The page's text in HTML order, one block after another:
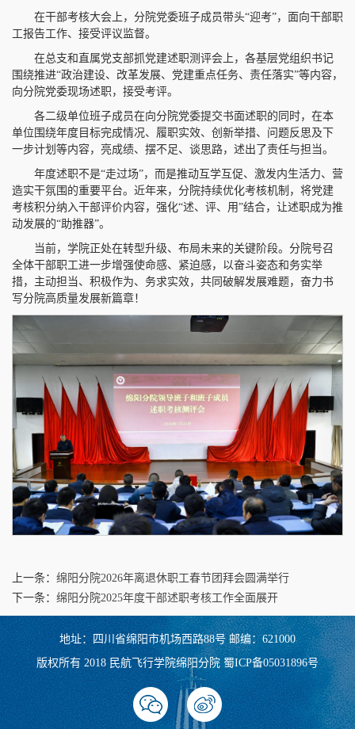
在干部考核大会上，分院党委班子成员带头“迎考”，面向干部职
工报告工作、接受评议监督。
在总支和直属党支部抓党建述职测评会上，各基层党组织书记
围绕推进“政治建设、改革发展、党建重点任务、责任落实”等内容，
向分院党委现场述职，接受考评。
各二级单位班子成员在向分院党委提交书面述职的同时，在本
单位围绕年度目标完成情况、履职实效、创新举措、问题反思及下
一步计划等内容，亮成绩、摆不足、谈思路，述出了责任与担当。
年度述职不是“走过场”，而是推动互学互促、激发内生活力、营
造实干氛围的重要平台。近年来，分院持续优化考核机制，将党建
考核积分纳入干部评价内容，强化“述、评、用”结合，让述职成为推
动发展的“助推器”。
当前，学院正处在转型升级、布局未来的关键阶段。分院号召
全体干部职工进一步增强使命感、紧迫感，以奋斗姿态和务实举
措，主动担当、积极作为、务求实效，共同破解发展难题，奋力书
写分院高质量发展新篇章！
上一条： 绵阳分院2026年离退休职工春节团拜会圆满举行
下一条： 绵阳分院2025年度干部述职考核工作全面展开
地址：四川省绵阳市机场西路88号 邮编：621000
版权所有 2018 民航飞行学院绵阳分院 蜀ICP备05031896号